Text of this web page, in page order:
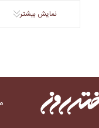
نمایش بیشتر